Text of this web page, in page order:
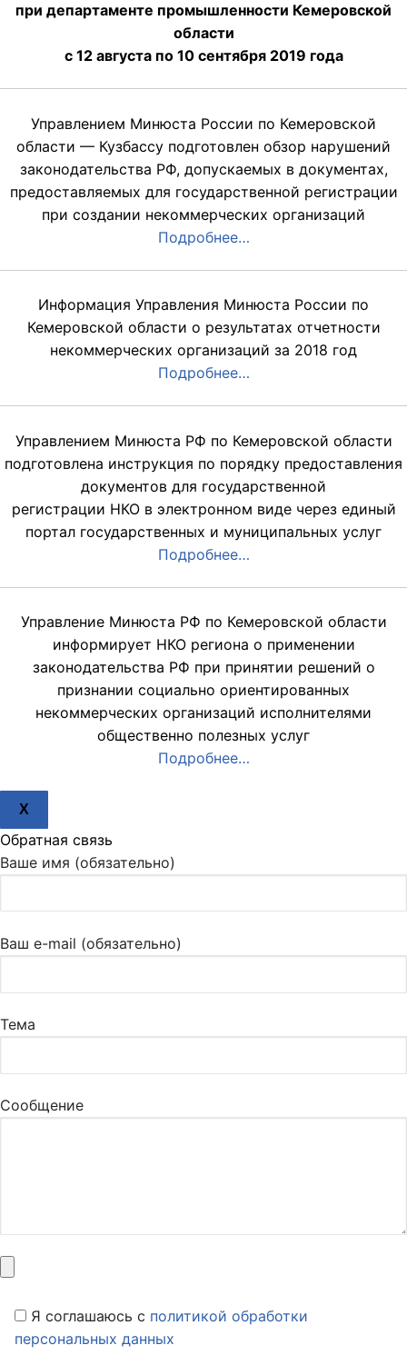
при департаменте промышленности Кемеровской
области
с 12 августа по 10 сентября 2019 года
Управлением Минюста России по Кемеровской
области — Кузбассу подготовлен обзор нарушений
законодательства РФ, допускаемых в документах,
предоставляемых для государственной регистрации
при создании некоммерческих организаций
Подробнее…
Информация Управления Минюста России по
Кемеровской области о результатах отчетности
некоммерческих организаций за 2018 год
Подробнее…
Управлением Минюста РФ по Кемеровской области
подготовлена инструкция по порядку предоставления
документов для государственной
регистрации НКО в электронном виде через единый
портал государственных и муниципальных услуг
Подробнее…
Управление Минюста РФ по Кемеровской области
информирует НКО региона о применении
законодательства РФ при принятии решений о
признании социально ориентированных
некоммерческих организаций исполнителями
общественно полезных услуг
Подробнее…
X
Обратная связь
Ваше имя (обязательно)
Ваш e-mail (обязательно)
Тема
Сообщение
Я соглашаюсь c политикой обработки
персональных данных